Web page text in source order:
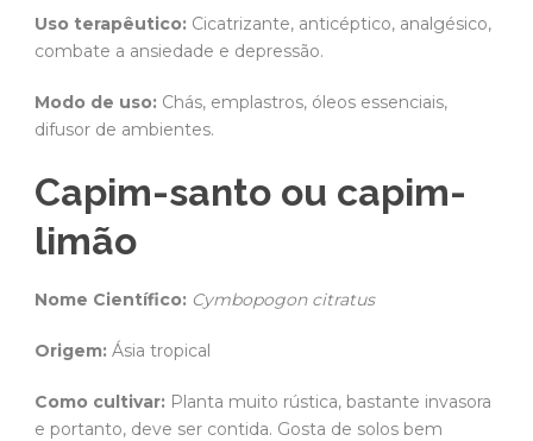
Uso terapêutico: Cicatrizante, anticéptico, analgésico,
combate a ansiedade e depressão.
Modo de uso: Chás, emplastros, óleos essenciais,
difusor de ambientes.
Capim-santo ou capim-
limão
Nome Científico: Cymbopogon citratus
Origem: Ásia tropical
Como cultivar: Planta muito rústica, bastante invasora
e portanto, deve ser contida. Gosta de solos bem